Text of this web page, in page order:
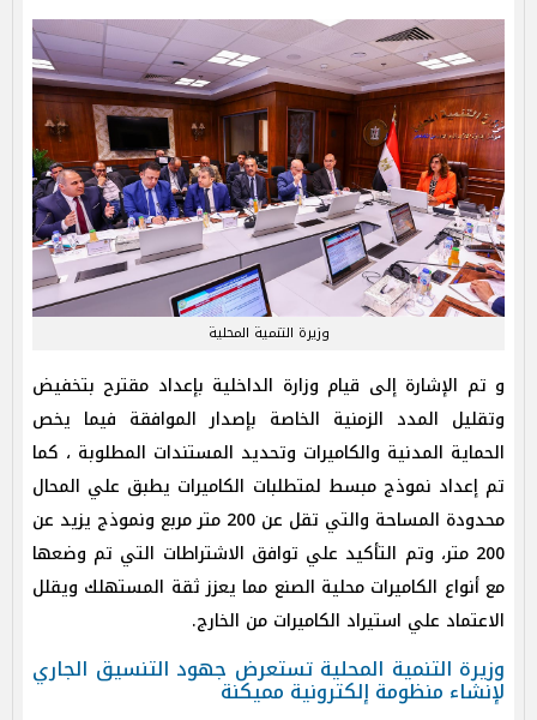
وزيرة التنمية المحلية
و تم الإشارة إلى قيام وزارة الداخلية بإعداد مقترح بتخفيض
وتقليل المدد الزمنية الخاصة بإصدار الموافقة فيما يخص
الحماية المدنية والكاميرات وتحديد المستندات المطلوبة ، كما
تم إعداد نموذج مبسط لمتطلبات الكاميرات يطبق علي المحال
محدودة المساحة والتي تقل عن 200 متر مربع ونموذج يزيد عن
200 متر، وتم التأكيد علي توافق الاشتراطات التي تم وضعها
مع أنواع الكاميرات محلية الصنع مما يعزز ثقة المستهلك ويقلل
الاعتماد علي استيراد الكاميرات من الخارج.
وزيرة التنمية المحلية تستعرض جهود التنسيق الجاري
لإنشاء منظومة إلكترونية مميكنة